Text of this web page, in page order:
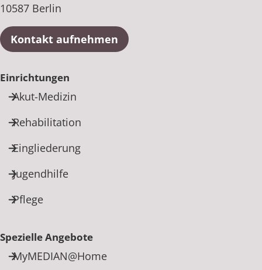
10587 Berlin
Kontakt aufnehmen
Einrichtungen
Akut-Medizin
Rehabilitation
Eingliederung
Jugendhilfe
Pflege
Spezielle Angebote
MyMEDIAN@Home